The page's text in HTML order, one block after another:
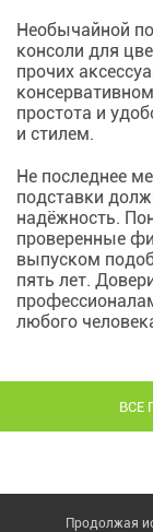
Необычайной
консоли для
прочих
простота и
и стилем.
Не последнее
подставки
надёжность.
проверенные
выпуском
пять лет.
любого
ВСЕ
Продолжая